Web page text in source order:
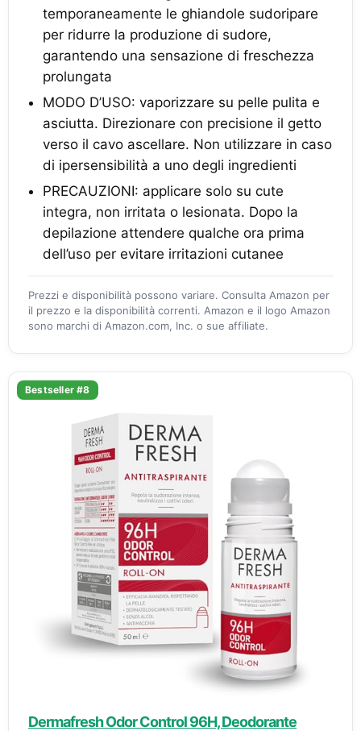
temporaneamente le ghiandole sudoripare
per ridurre la produzione di sudore,
garantendo una sensazione di freschezza
prolungata
MODO D’USO: vaporizzare su pelle pulita e
asciutta. Direzionare con precisione il getto
verso il cavo ascellare. Non utilizzare in caso
di ipersensibilità a uno degli ingredienti
PRECAUZIONI: applicare solo su cute
integra, non irritata o lesionata. Dopo la
depilazione attendere qualche ora prima
dell’uso per evitare irritazioni cutanee
Prezzi e disponibilità possono variare. Consulta Amazon per
il prezzo e la disponibilità correnti. Amazon e il logo Amazon
sono marchi di Amazon.com, Inc. o sue affiliate.
Bestseller #8
Dermafresh Odor Control 96H, Deodorante